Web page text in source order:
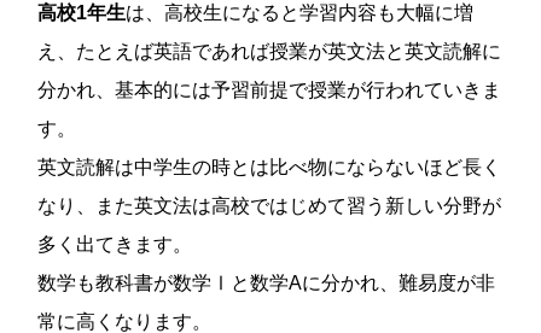
高校1年生は、高校生になると学習内容も大幅に増
え、たとえば英語であれば授業が英文法と英文読解に
分かれ、基本的には予習前提で授業が行われていきま
す。
英文読解は中学生の時とは比べ物にならないほど長く
なり、また英文法は高校ではじめて習う新しい分野が
多く出てきます。
数学も教科書が数学Ⅰと数学Aに分かれ、難易度が非
常に高くなります。